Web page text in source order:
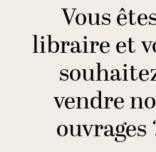
Vous
libraire et
vendre
ouvrages